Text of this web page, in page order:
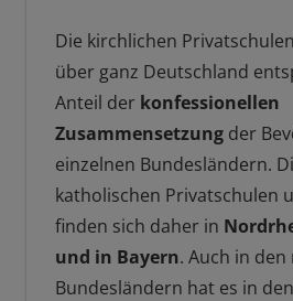
Die kirchlichen
über ganz Deutschland
Anteil der konfessionellen
Zusammensetzungder
einzelnen Bundesländern.
katholischen Privatschulen
finden sich daher in
und in Bayern. Auch in den
Bundesländern hat es in